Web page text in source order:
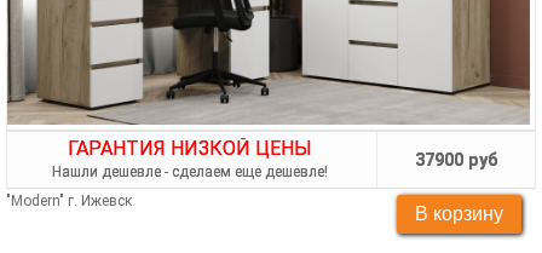
ГАРАНТИЯ НИЗКОЙ ЦЕНЫ
Нашли дешевле - сделаем еще дешевле!
37900 руб
"Modern" г. Ижевск